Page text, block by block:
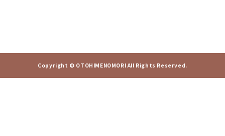
Copyright © OTOHIMENOMORI All Rights Reserved.